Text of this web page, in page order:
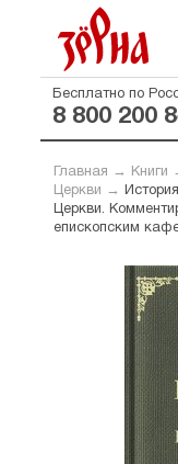
Бесплатно по
8 800 200
Главная → Книги
Церкви →
Церкви.
епископским